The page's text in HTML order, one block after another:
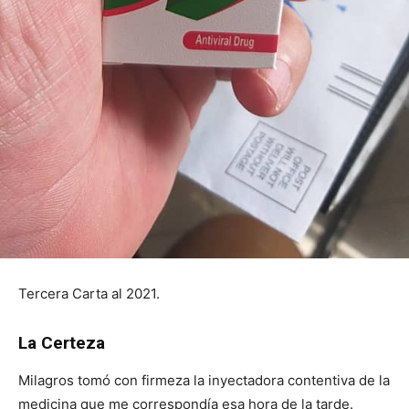
Tercera Carta al 2021.
La Certeza
Milagros tomó con firmeza la inyectadora contentiva de la
medicina que me correspondía esa hora de la tarde.